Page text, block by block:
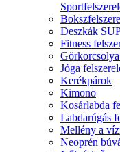
Deszkák
Fitness
Jóga
Kerékpárok
Kimono
Kosárlabda
Labdarúgás
Mellény a
Neoprén